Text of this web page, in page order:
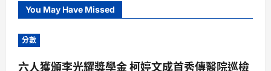
You May Have Missed
分數
六人獲頒李光耀獎學金 柯婷文成首秀傳醫院巡檢